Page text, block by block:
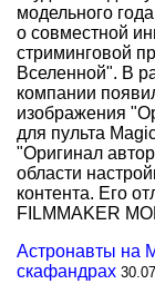
модельного
о совместной
стриминговой
Вселенной". В
компании
изображения
для пульта
"Оригинал
области
контента. Его
FILMMAKER
Астронавты на
скафандрах